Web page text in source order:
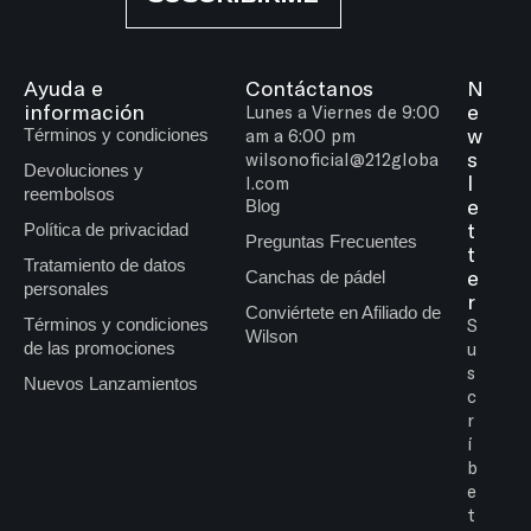
Ayuda e
información
Términos y condiciones
Devoluciones y
reembolsos
Política de privacidad
Tratamiento de datos
personales
Términos y condiciones
de las promociones
Nuevos Lanzamientos
Contáctanos
Lunes a Viernes de 9:00
am a 6:00 pm
wilsonoficial@212globa
l.com
Blog
Preguntas Frecuentes
Canchas de pádel
Conviértete en Afiliado de
Wilson
N
e
w
s
l
e
t
t
e
r
S
u
s
c
r
í
b
e
t